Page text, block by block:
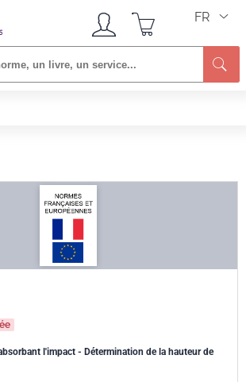
FR
l'impact - Détermination de la hauteur de